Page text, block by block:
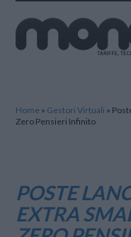
Home » Gestori Virtuali »
Zero Pensieri Infinito
POSTE
EXTRA